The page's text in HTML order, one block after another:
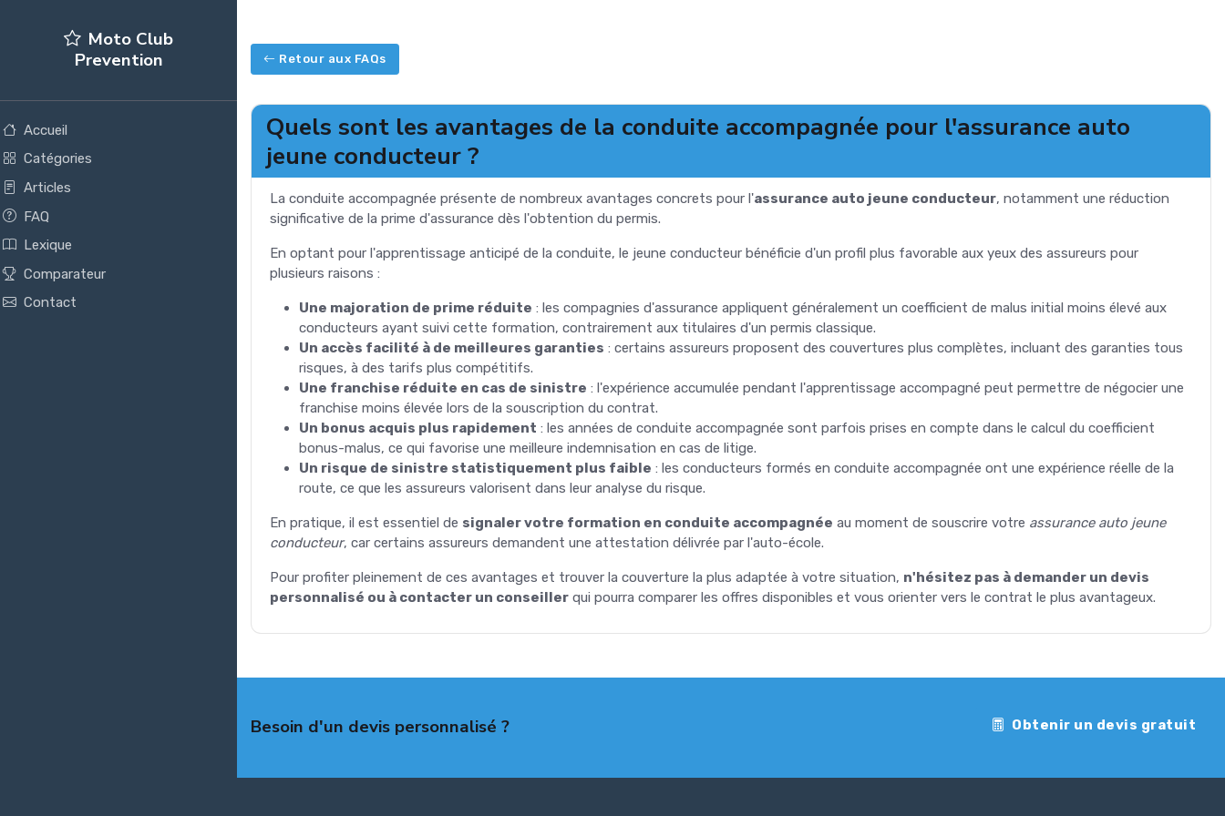
Moto Club
Prevention
Accueil
Catégories
Articles
FAQ
Lexique
Comparateur
Contact
Retour aux FAQs
Quels sont les avantages de la conduite accompagnée pour l'assurance auto
jeune conducteur ?
La conduite accompagnée présente de nombreux avantages concrets pour l'assurance auto jeune conducteur, notamment une réduction
significative de la prime d'assurance dès l'obtention du permis.
En optant pour l'apprentissage anticipé de la conduite, le jeune conducteur bénéficie d'un profil plus favorable aux yeux des assureurs pour
plusieurs raisons :
Une majoration de prime réduite : les compagnies d'assurance appliquent généralement un coefficient de malus initial moins élevé aux
conducteurs ayant suivi cette formation, contrairement aux titulaires d'un permis classique.
Un accès facilité à de meilleures garanties : certains assureurs proposent des couvertures plus complètes, incluant des garanties tous
risques, à des tarifs plus compétitifs.
Une franchise réduite en cas de sinistre : l'expérience accumulée pendant l'apprentissage accompagné peut permettre de négocier une
franchise moins élevée lors de la souscription du contrat.
Un bonus acquis plus rapidement : les années de conduite accompagnée sont parfois prises en compte dans le calcul du coefficient
bonus-malus, ce qui favorise une meilleure indemnisation en cas de litige.
Un risque de sinistre statistiquement plus faible : les conducteurs formés en conduite accompagnée ont une expérience réelle de la
route, ce que les assureurs valorisent dans leur analyse du risque.
En pratique, il est essentiel de signaler votre formation en conduite accompagnée au moment de souscrire votre assurance auto jeune
conducteur, car certains assureurs demandent une attestation délivrée par l'auto-école.
Pour profiter pleinement de ces avantages et trouver la couverture la plus adaptée à votre situation, n'hésitez pas à demander un devis
personnalisé ou à contacter un conseiller qui pourra comparer les offres disponibles et vous orienter vers le contrat le plus avantageux.
Besoin d'un devis personnalisé ? Obtenir un devis gratuit